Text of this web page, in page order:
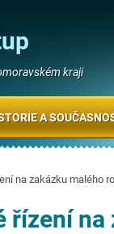
kraji
na zakázku malého
řízení
A